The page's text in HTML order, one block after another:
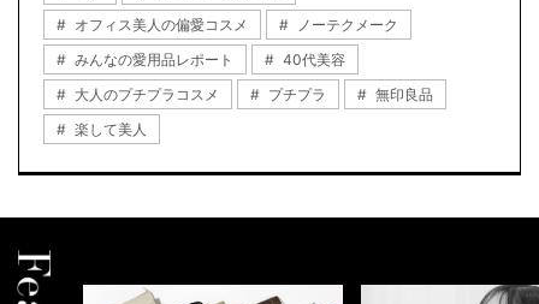
オフィス美人の偏愛コスメ
ノーテクメーク
みんなの愛用品レポート
40代美容
大人のプチプラコスメ
プチプラ
無印良品
楽して美人